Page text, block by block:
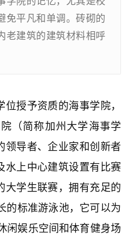
免平凡和单调。砖砌的
老建筑的建筑材料相呼
授予资质的海事学院，
（简称加州大学海事学
领导者、企业家和创新者
水上中心建筑设置有比赛
大学生联赛，拥有充足的
的标准游泳池，它可以为
闲娱乐空间和体育健身场